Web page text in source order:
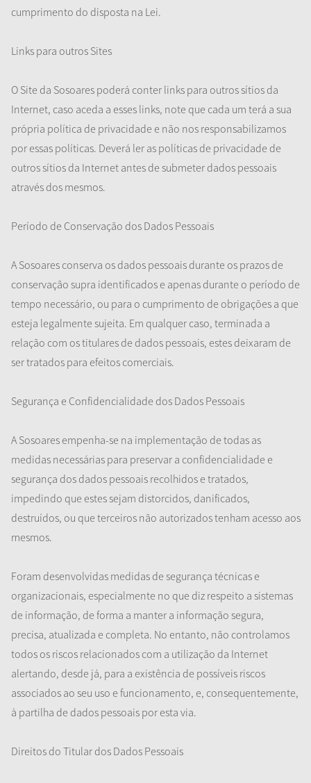
cumprimento do disposta na Lei.
Links para outros Sites
O Site da Sosoares poderá conter links para outros sítios da
Internet, caso aceda a esses links, note que cada um terá a sua
própria política de privacidade e não nos responsabilizamos
por essas políticas. Deverá ler as políticas de privacidade de
outros sítios da Internet antes de submeter dados pessoais
através dos mesmos.
Período de Conservação dos Dados Pessoais
A Sosoares conserva os dados pessoais durante os prazos de
conservação supra identificados e apenas durante o período de
tempo necessário, ou para o cumprimento de obrigações a que
esteja legalmente sujeita. Em qualquer caso, terminada a
relação com os titulares de dados pessoais, estes deixaram de
ser tratados para efeitos comerciais.
Segurança e Confidencialidade dos Dados Pessoais
A Sosoares empenha-se na implementação de todas as
medidas necessárias para preservar a confidencialidade e
segurança dos dados pessoais recolhidos e tratados,
impedindo que estes sejam distorcidos, danificados,
destruídos, ou que terceiros não autorizados tenham acesso aos
mesmos.
Foram desenvolvidas medidas de segurança técnicas e
organizacionais, especialmente no que diz respeito a sistemas
de informação, de forma a manter a informação segura,
precisa, atualizada e completa. No entanto, não controlamos
todos os riscos relacionados com a utilização da Internet
alertando, desde já, para a existência de possíveis riscos
associados ao seu uso e funcionamento, e, consequentemente,
à partilha de dados pessoais por esta via.
Direitos do Titular dos Dados Pessoais